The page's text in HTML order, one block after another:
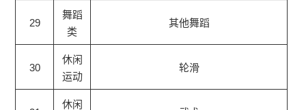
29
舞蹈
类
其他舞蹈
30
休闲
运动
轮滑
休闲